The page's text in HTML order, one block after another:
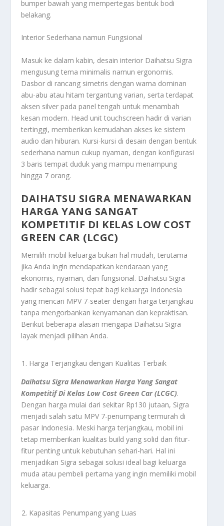
bumper bawah yang mempertegas bentuk bodi
belakang.
Interior Sederhana namun Fungsional
Masuk ke dalam kabin, desain interior Daihatsu Sigra
mengusung tema minimalis namun ergonomis.
Dasbor di rancang simetris dengan warna dominan
abu-abu atau hitam tergantung varian, serta terdapat
aksen silver pada panel tengah untuk menambah
kesan modern. Head unit touchscreen hadir di varian
tertinggi, memberikan kemudahan akses ke sistem
audio dan hiburan. Kursi-kursi di desain dengan bentuk
sederhana namun cukup nyaman, dengan konfigurasi
3 baris tempat duduk yang mampu menampung
hingga 7 orang.
DAIHATSU SIGRA MENAWARKAN
HARGA YANG SANGAT
KOMPETITIF DI KELAS LOW COST
GREEN CAR (LCGC)
Memilih mobil keluarga bukan hal mudah, terutama
jika Anda ingin mendapatkan kendaraan yang
ekonomis, nyaman, dan fungsional. Daihatsu Sigra
hadir sebagai solusi tepat bagi keluarga Indonesia
yang mencari MPV 7-seater dengan harga terjangkau
tanpa mengorbankan kenyamanan dan kepraktisan.
Berikut beberapa alasan mengapa Daihatsu Sigra
layak menjadi pilihan Anda.
Harga Terjangkau dengan Kualitas Terbaik
Daihatsu Sigra Menawarkan Harga Yang Sangat
Kompetitif Di Kelas Low Cost Green Car (LCGC).
Dengan harga mulai dari sekitar Rp130 jutaan, Sigra
menjadi salah satu MPV 7-penumpang termurah di
pasar Indonesia. Meski harga terjangkau, mobil ini
tetap memberikan kualitas build yang solid dan fitur-
fitur penting untuk kebutuhan sehari-hari. Hal ini
menjadikan Sigra sebagai solusi ideal bagi keluarga
muda atau pembeli pertama yang ingin memiliki mobil
keluarga.
Kapasitas Penumpang yang Luas